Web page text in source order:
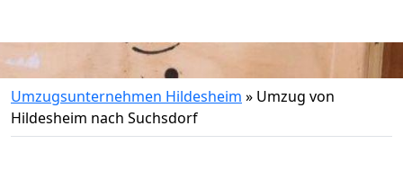
Umzugsunternehmen Hildesheim » Umzug von
Hildesheim nach Suchsdorf